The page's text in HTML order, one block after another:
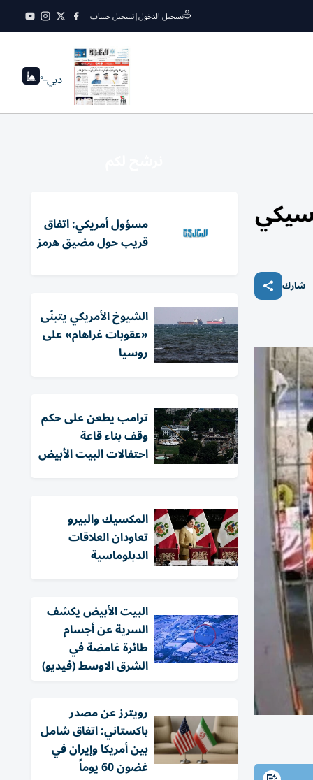
تسجيل الدخول|تسجيل حساب
دبي--°
شارك
مسؤول أمريكي: اتفاق
قريب حول مضيق هرمز
الشيوخ الأمريكي يتبنّى
«عقوبات غراهام» على
روسيا
ترامب يطعن على حكم
وقف بناء قاعة
احتفالات البيت الأبيض
المكسيك والبيرو
تعاودان العلاقات
الدبلوماسية
البيت الأبيض يكشف
السرية عن أجسام
طائرة غامضة في
الشرق الاوسط (فيديو)
‏رويترز عن مصدر
باكستاني: اتفاق شامل
بين أمريكا وإيران في
غضون 60 يوماً